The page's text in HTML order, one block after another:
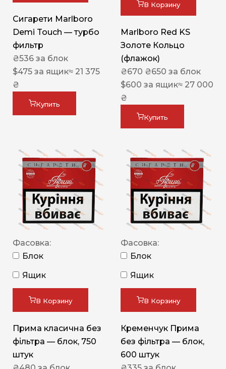
Сигарети Marlboro
Demi Touch — турбо
фильтр
₴536 за блок
$475 за ящик≈ 21 375
₴
Купить
В Корзину
Marlboro Red KS
Золоте Кольцо
(флажок)
₴670 ₴650 за блок
$600 за ящик≈ 27 000
₴
Купить
Фасовка:
Блок
Ящик
В Корзину
Прима класична без
фільтра — блок, 750
штук
Фасовка:
Блок
Ящик
В Корзину
Кременчук Прима
без фільтра — блок,
600 штук